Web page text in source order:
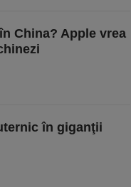
China? Apple vrea
în giganţii